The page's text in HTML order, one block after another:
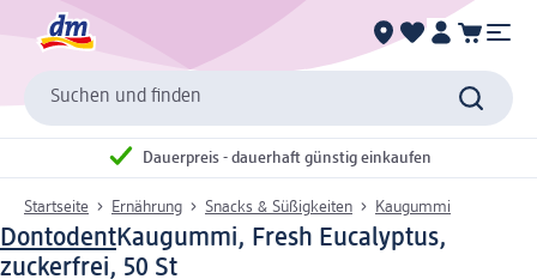
Suchen und finden
Dauerpreis - dauerhaft günstig einkaufen
Startseite Ernährung Snacks & Süßigkeiten Kaugummi
DontodentKaugummi, Fresh Eucalyptus,
zuckerfrei, 50 St